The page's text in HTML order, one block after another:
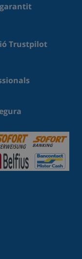
Trustpilot